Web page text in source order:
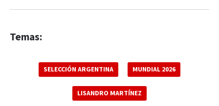
Temas:
SELECCIÓN ARGENTINA MUNDIAL 2026
LISANDRO MARTÍNEZ